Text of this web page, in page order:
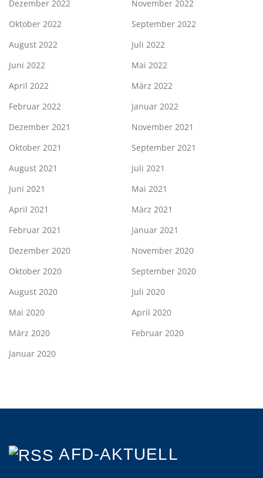
Dezember 2022
November 2022
Oktober 2022
September 2022
August 2022
Juli 2022
Juni 2022
Mai 2022
April 2022
März 2022
Februar 2022
Januar 2022
Dezember 2021
November 2021
Oktober 2021
September 2021
August 2021
Juli 2021
Juni 2021
Mai 2021
April 2021
März 2021
Februar 2021
Januar 2021
Dezember 2020
November 2020
Oktober 2020
September 2020
August 2020
Juli 2020
Mai 2020
April 2020
März 2020
Februar 2020
Januar 2020
AFD-AKTUELL